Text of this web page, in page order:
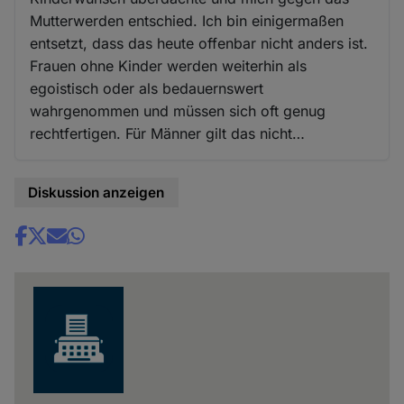
Mutterwerden entschied. Ich bin einigermaßen
entsetzt, dass das heute offenbar nicht anders ist.
Frauen ohne Kinder werden weiterhin als
egoistisch oder als bedauernswert
wahrgenommen und müssen sich oft genug
rechtfertigen. Für Männer gilt das nicht…
Diskussion anzeigen
Share